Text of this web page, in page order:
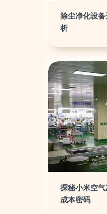
除尘净化设
析
探秘小米空
成本密码